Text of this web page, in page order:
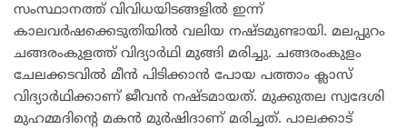
സംസ്ഥാനത്ത് വിവിധയിടങ്ങളിൽ ഇന്ന്
കാലവർഷക്കെടുതിയിൽ വലിയ നഷ്ടമുണ്ടായി. മലപ്പുറം
ചങ്ങരംകുളത്ത് വിദ്യാർഥി മുങ്ങി മരിച്ചു. ചങ്ങരംകുളം
ചേലക്കടവിൽ മീൻ പിടിക്കാൻ പോയ പത്താം ക്ലാസ്
വിദ്യാർഥിക്കാണ് ജീവൻ നഷ്ടമായത്. മുക്കുതല സ്വദേശി
മുഹമ്മദിന്റെ മകൻ മുർഷിദാണ് മരിച്ചത്. പാലക്കാട്